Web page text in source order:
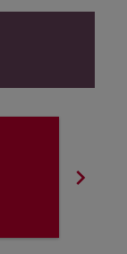
chevron_right